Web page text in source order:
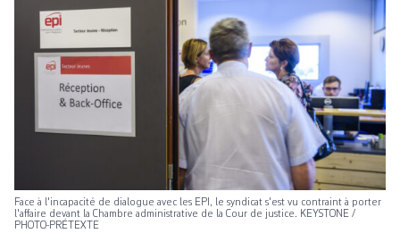
Face à l'incapacité de dialogue avec les EPI, le syndicat s'est vu contraint à porter
l'affaire devant la Chambre administrative de la Cour de justice. KEYSTONE /
PHOTO-PRÉTEXTE